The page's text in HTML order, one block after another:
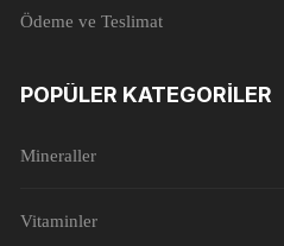
Ödeme ve Teslimat
POPÜLER KATEGORILER
Mineraller
Vitaminler